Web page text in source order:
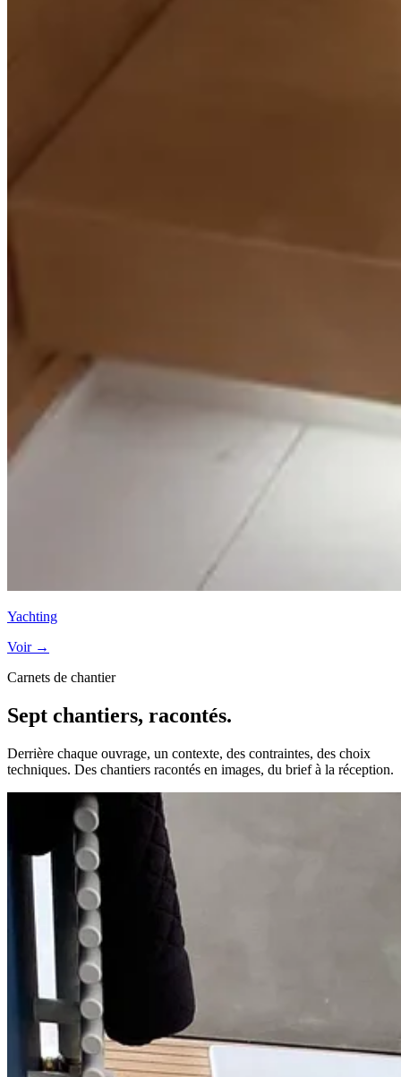
Yachting
Voir →
Carnets de chantier
Sept chantiers, racontés.
Derrière chaque ouvrage, un contexte, des contraintes, des choix
techniques. Des chantiers racontés en images, du brief à la réception.